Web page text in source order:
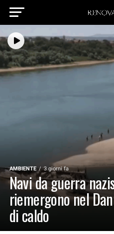
AMBIENTE 3 giorni fa
Navi da guerra
riemergono nel
di caldo